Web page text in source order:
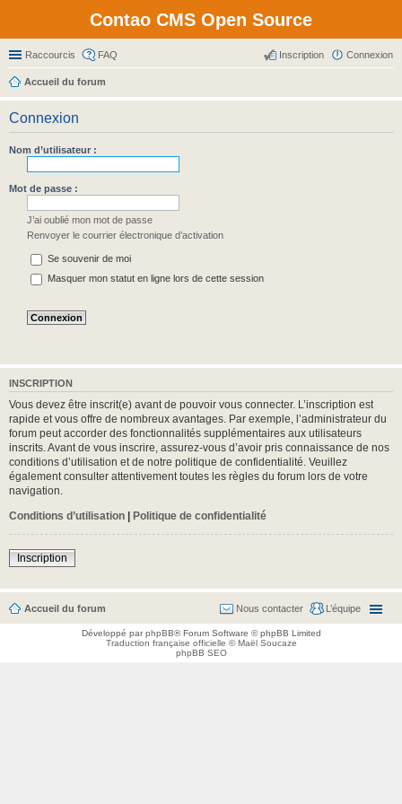
Contao CMS Open Source
Raccourcis FAQ Connexion
Inscription
Accueil du forum
Connexion
Nom d’utilisateur :
Mot de passe :
J’ai oublié mon mot de passe
Renvoyer le courrier électronique d’activation
Se souvenir de moi
Masquer mon statut en ligne lors de cette session
INSCRIPTION
Vous devez être inscrit(e) avant de pouvoir vous connecter. L’inscription est
rapide et vous offre de nombreux avantages. Par exemple, l’administrateur du
forum peut accorder des fonctionnalités supplémentaires aux utilisateurs
inscrits. Avant de vous inscrire, assurez-vous d’avoir pris connaissance de nos
conditions d’utilisation et de notre politique de confidentialité. Veuillez
également consulter attentivement toutes les règles du forum lors de votre
navigation.
Conditions d’utilisation | Politique de confidentialité
Inscription
Accueil du forum L’équipe
Nous contacter
Développé parphpBB® Forum Software © phpBB Limited
Traduction française officielle ©Maël Soucaze
phpBB SEO